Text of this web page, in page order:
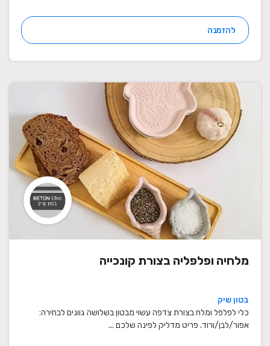
להזמנה
מלחיה ופלפליה בצורת קונכייה
בטון שיק
כלי לפלפל ומלח בצורת צדפה עשוי מבטון בשלושה גוונים לבחירה:
אפור/לבן/ורוד. פריט מדליק לפינה שלכם ...